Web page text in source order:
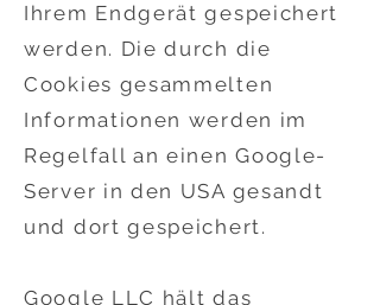
Ihrem Endgerät gespeichert
werden. Die durch die
Cookies gesammelten
Informationen werden im
Regelfall an einen Google-
Server in den USA gesandt
und dort gespeichert.
Google LLC hält das